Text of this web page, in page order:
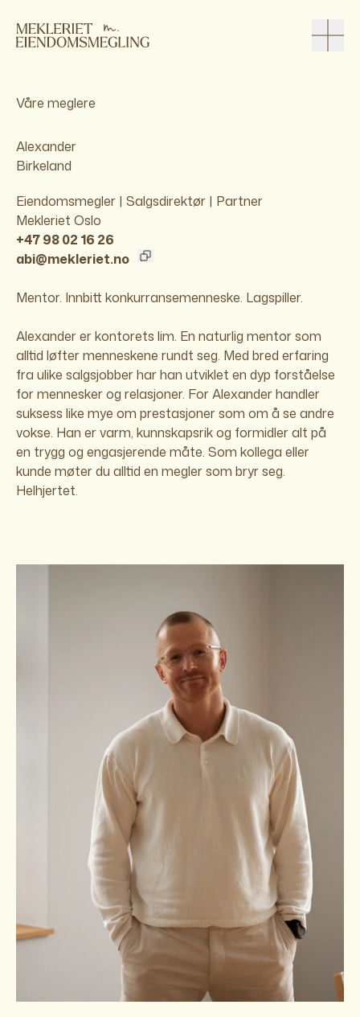
Våre meglere
Alexander
Birkeland
Eiendomsmegler | Salgsdirektør | Partner
Mekleriet Oslo
+47 98 02 16 26
abi@mekleriet.no
Mentor. Innbitt konkurransemenneske. Lagspiller.
Alexander er kontorets lim. En naturlig mentor som
alltid løfter menneskene rundt seg. Med bred erfaring
fra ulike salgsjobber har han utviklet en dyp forståelse
for mennesker og relasjoner. For Alexander handler
suksess like mye om prestasjoner som om å se andre
vokse. Han er varm, kunnskapsrik og formidler alt på
en trygg og engasjerende måte. Som kollega eller
kunde møter du alltid en megler som bryr seg.
Helhjertet.